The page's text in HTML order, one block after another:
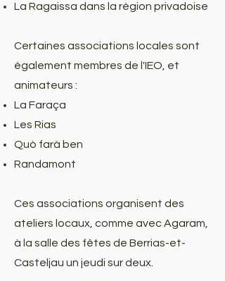
La Ragaissa dans la région privadoise
Certaines associations locales sont
également membres de l'IEO, et
animateurs :
La Faraça
Les Rias
Quò farà ben
Randamont
Ces associations organisent des
ateliers locaux, comme avec Agaram,
à la salle des fêtes de Berrias-et-
Casteljau un jeudi sur deux.